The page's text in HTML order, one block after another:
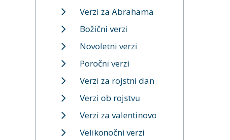
Verzi za Abrahama
Božični verzi
Novoletni verzi
Poročni verzi
Verzi za rojstni dan
Verzi ob rojstvu
Verzi za valentinovo
Velikonočni verzi